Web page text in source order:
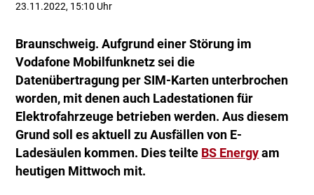
23.11.2022, 15:10 Uhr
Braunschweig. Aufgrund einer Störung im
Vodafone Mobilfunknetz sei die
Datenübertragung per SIM-Karten unterbrochen
worden, mit denen auch Ladestationen für
Elektrofahrzeuge betrieben werden. Aus diesem
Grund soll es aktuell zu Ausfällen von E-
Ladesäulen kommen. Dies teilte BS Energy am
heutigen Mittwoch mit.